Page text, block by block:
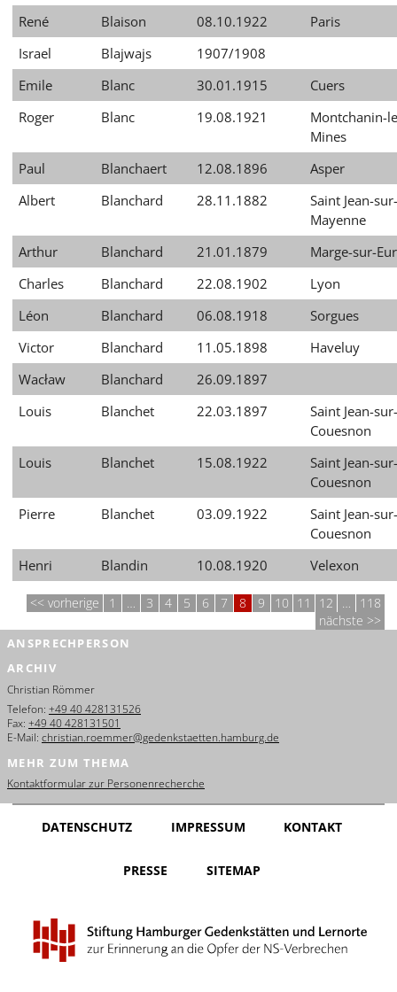
René
Blaison 08.10.1922
Paris
Israel
Blajwajs
1907/1908
Emile
Blanc 30.01.1915
Cuers
Roger
Blanc 19.08.1921
Montchanin-
Mines
Paul
Blanchaert 12.08.1896
Asper
Albert
Blanchard 28.11.1882
Saint Jean-sur-
Mayenne
Arthur
Blanchard 21.01.1879
Marge-sur-
Charles
Blanchard 22.08.1902
Lyon
Léon
Blanchard 06.08.1918
Sorgues
Victor
Blanchard 11.05.1898
Haveluy
Wacław
Blanchard
26.09.1897
Louis
Blanchet 22.03.1897
Saint Jean-sur-
Couesnon
Louis
Blanchet 15.08.1922
Saint Jean-sur-
Couesnon
Pierre
Blanchet 03.09.1922
Saint Jean-sur-
Couesnon
Henri
Blandin 10.08.1920 Velexon
vorherige 1 … 3 4 5 6 7 8 9 10 11 12 …
118
nächste
ANSPRECHPERSON
ARCHIV
Christian Römmer
Telefon: +49 40 428131526
Fax: +49 40 428131501
E-Mail: christian.roemmer@gedenkstaetten.hamburg.de
MEHR ZUM THEMA
Kontaktformular zur Personenrecherche
DATENSCHUTZ IMPRESSUM KONTAKT
PRESSE SITEMAP